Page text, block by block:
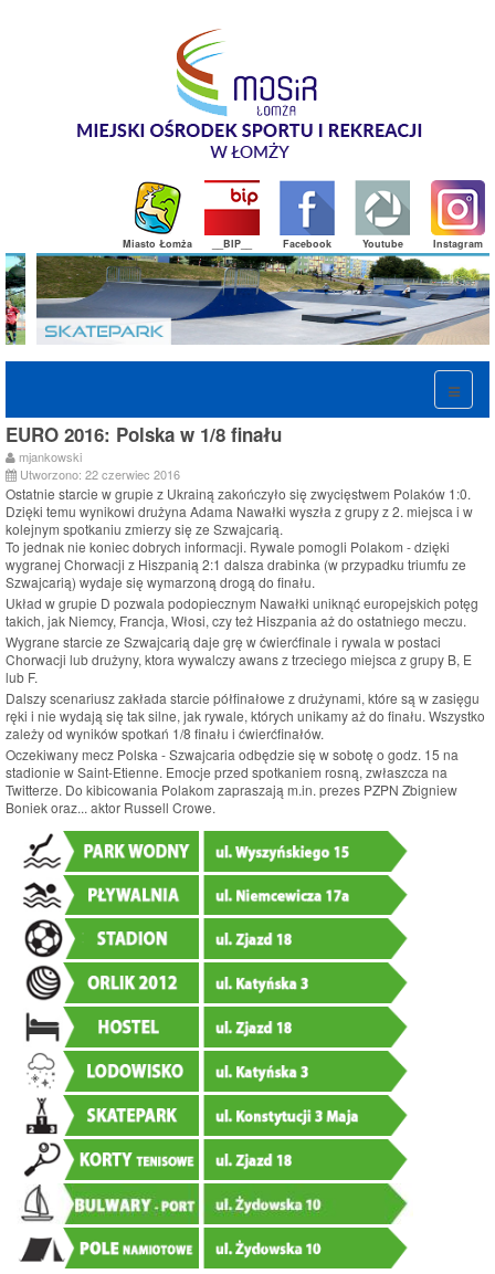
Instagram
Youtube
Facebook
__BIP__
Miasto Łomża
EURO 2016: Polska w 1/8 finału
mjankowski
Utworzono: 22 czerwiec 2016
Ostatnie starcie w grupie z Ukrainą zakończyło się zwycięstwem Polaków 1:0.
Dzięki temu wynikowi drużyna Adama Nawałki wyszła z grupy z 2. miejsca i w
kolejnym spotkaniu zmierzy się ze Szwajcarią.
To jednak nie koniec dobrych informacji. Rywale pomogli Polakom - dzięki
wygranej Chorwacji z Hiszpanią 2:1 dalsza drabinka (w przypadku triumfu ze
Szwajcarią) wydaje się wymarzoną drogą do finału.
Układ w grupie D pozwala podopiecznym Nawałki uniknąć europejskich potęg
takich, jak Niemcy, Francja, Włosi, czy też Hiszpania aż do ostatniego meczu.
Wygrane starcie ze Szwajcarią daje grę w ćwierćfinale i rywala w postaci
Chorwacji lub drużyny, ktora wywalczy awans z trzeciego miejsca z grupy B, E
lub F.
Dalszy scenariusz zakłada starcie półfinałowe z drużynami, które są w zasięgu
ręki i nie wydają się tak silne, jak rywale, których unikamy aż do finału. Wszystko
zależy od wyników spotkań 1/8 finału i ćwierćfinałów.
Oczekiwany mecz Polska - Szwajcaria odbędzie się w sobotę o godz. 15 na
stadionie w Saint-Etienne. Emocje przed spotkaniem rosną, zwłaszcza na
Twitterze. Do kibicowania Polakom zapraszają m.in. prezes PZPN Zbigniew
Boniek oraz... aktor Russell Crowe.